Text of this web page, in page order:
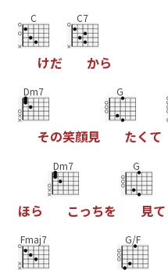
C
けだ
C7
から
Dm7
その笑顔見
G
たく て
ほら
Dm7
こっちを
G
見て
Fmaj7 G/F